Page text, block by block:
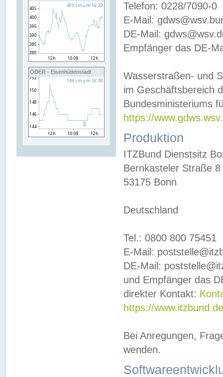
ODER - Eisenhüttenstadt
Telefon: 0228/7090-0
E-Mail:
DE-Mail:
Empfänger das DE-
Wasserstraßen- und
im Geschäftsbereich
Bundesministeriums
https://
Produktion
ITZBund Dienstsitz
Bernkasteler Straße 8
53175 Bonn
Deutschland
Tel.: 0800 800 75451
E-Mail:
DE-Mail:
und Empfänger das
direkter Kontakt:
https://
Bei Anregungen,
wenden.